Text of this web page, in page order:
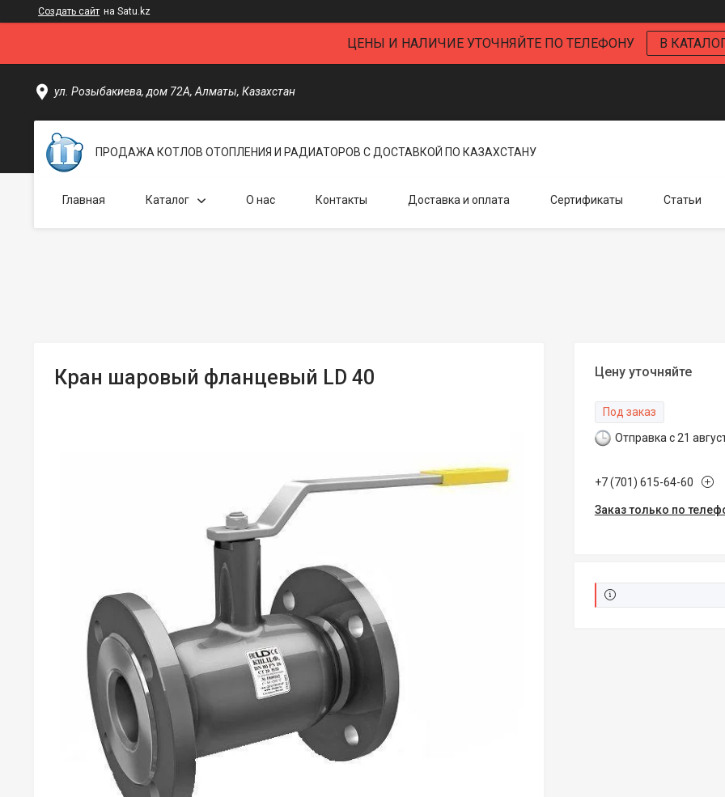
Создать сайт на Satu.kz
ЦЕНЫ И НАЛИЧИЕ УТОЧНЯЙТЕ ПО ТЕЛЕФОНУ В
ул. Розыбакиева, дом 72А, Алматы, Казахстан
ПРОДАЖА КОТЛОВ ОТОПЛЕНИЯ И РАДИАТОРОВ С ДОСТАВКОЙ ПО КАЗАХСТАНУ
Главная Каталог О нас Контакты Доставка и оплата Сертификаты Статьи
Кран шаровый фланцевый LD 40 Цену уточняйте
Под заказ
Отправка с 21
+7 (701) 615-64-60
Заказ только по